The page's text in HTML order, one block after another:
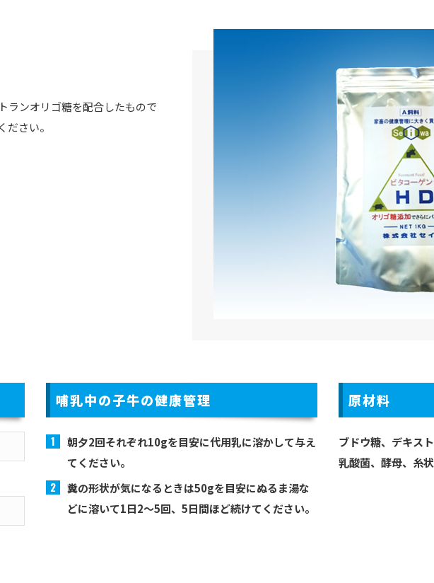
ランオリゴ糖を配合したもので
さい。
哺乳中の子牛の健康管理
朝夕2回それぞれ10gを目安に代用乳に溶かして与え
てください。
糞の形状が気になるときは50gを目安にぬるま湯な
どに溶いて1日2～5回、5日間ほど続けてください。
原材料
ブドウ糖、デキス
乳酸菌、酵母、糸